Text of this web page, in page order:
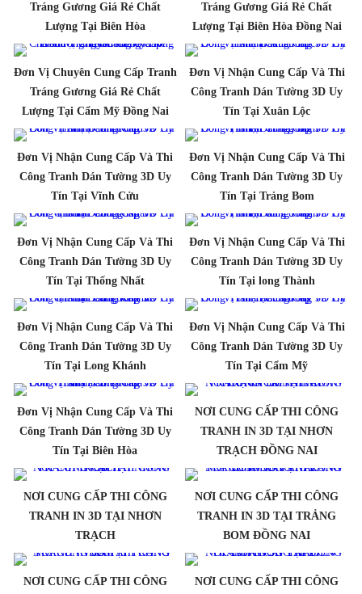
Tráng Gương Giá Rẻ Chất
Lượng Tại Biên Hòa
Tráng Gương Giá Rẻ Chất
Lượng Tại Biên Hòa Đồng Nai
Đơn Vị Chuyên Cung Cấp Tranh
Tráng Gương Giá Rẻ Chất
Lượng Tại Cẩm Mỹ Đồng Nai
Đơn Vị Nhận Cung Cấp Và Thi
Công Tranh Dán Tường 3D Uy
Tín Tại Xuân Lộc
Đơn Vị Nhận Cung Cấp Và Thi
Công Tranh Dán Tường 3D Uy
Tín Tại Vĩnh Cửu
Đơn Vị Nhận Cung Cấp Và Thi
Công Tranh Dán Tường 3D Uy
Tín Tại Trảng Bom
Đơn Vị Nhận Cung Cấp Và Thi
Công Tranh Dán Tường 3D Uy
Tín Tại Thống Nhất
Đơn Vị Nhận Cung Cấp Và Thi
Công Tranh Dán Tường 3D Uy
Tín Tại long Thành
Đơn Vị Nhận Cung Cấp Và Thi
Công Tranh Dán Tường 3D Uy
Tín Tại Long Khánh
Đơn Vị Nhận Cung Cấp Và Thi
Công Tranh Dán Tường 3D Uy
Tín Tại Cẩm Mỹ
Đơn Vị Nhận Cung Cấp Và Thi
Công Tranh Dán Tường 3D Uy
Tín Tại Biên Hòa
NƠI CUNG CẤP THI CÔNG
TRANH IN 3D TẠI NHƠN
TRẠCH ĐỒNG NAI
NƠI CUNG CẤP THI CÔNG
TRANH IN 3D TẠI NHƠN
TRẠCH
NƠI CUNG CẤP THI CÔNG
TRANH IN 3D TẠI TRẢNG
BOM ĐỒNG NAI
NƠI CUNG CẤP THI CÔNG
NƠI CUNG CẤP THI CÔNG